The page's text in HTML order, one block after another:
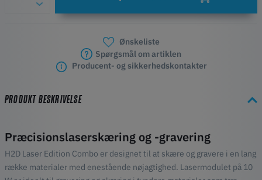
Ønskeliste
Spørgsmål om artiklen
Producent- og sikkerhedskontakter
PRODUKT BESKRIVELSE
Præcisionslaserskæring og -gravering
H2D Laser Edition Combo er designet til at skære og gravere i en lang
række materialer med enestående nøjagtighed. Lasermodulet på 10